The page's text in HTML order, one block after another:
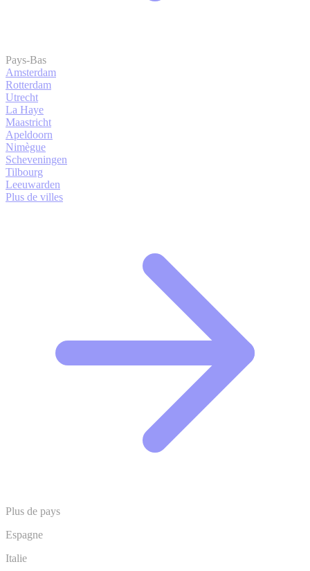
Pays-Bas
Amsterdam
Rotterdam
Utrecht
La Haye
Maastricht
Apeldoorn
Nimègue
Scheveningen
Tilbourg
Leeuwarden
Plus de villes
Plus de pays
Espagne
Italie